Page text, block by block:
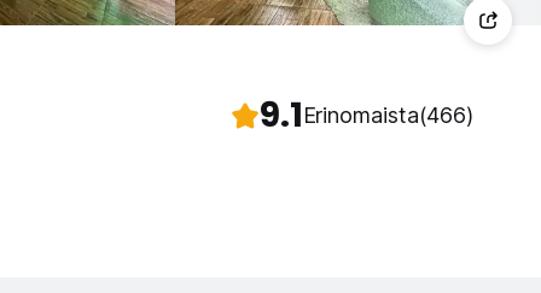
9.1Erinomaista(466)